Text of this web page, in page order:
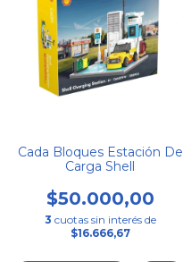
Cada Bloques Estación De
Carga Shell
$50.000,00
3 cuotas sin interés de
$16.666,67